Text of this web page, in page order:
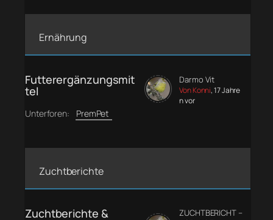
Ernährung
Futterergänzungsmit
tel
Unterforen: PremPet
Darmo Vit
Von Konni, 17 Jahre
n vor
Zuchtberichte
Zuchtberichte &
ZUCHTBERICHT –